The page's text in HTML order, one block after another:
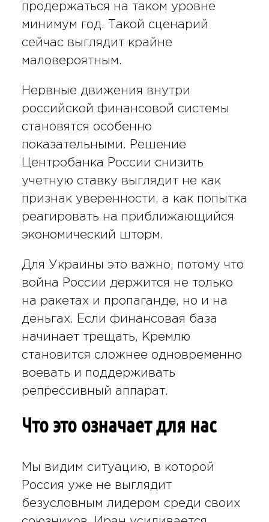
продержаться на таком уровне
минимум год. Такой сценарий
сейчас выглядит крайне
маловероятным.
Нервные движения внутри
российской финансовой системы
становятся особенно
показательными. Решение
Центробанка России снизить
учетную ставку выглядит не как
признак уверенности, а как попытка
реагировать на приближающийся
экономический шторм.
Для Украины это важно, потому что
война России держится не только
на ракетах и пропаганде, но и на
деньгах. Если финансовая база
начинает трещать, Кремлю
становится сложнее одновременно
воевать и поддерживать
репрессивный аппарат.
Что это означает для нас
Мы видим ситуацию, в которой
Россия уже не выглядит
безусловным лидером среди своих